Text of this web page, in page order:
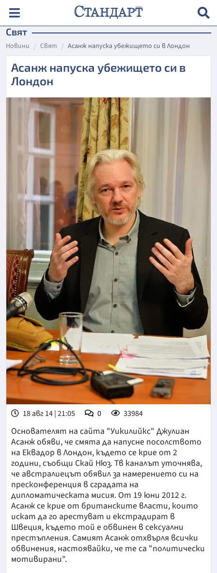
Свят
Новини Свят Асанж напуска убежището си в Лондон
Асанж напуска убежището си в
Лондон
18 авг 14 | 21:05 0 33984
Основателят на сайта "Уикилийкс" Джулиан
Асанж обяви, че смята да напусне посолството
на Еквадор в Лондон, където се крие от 2
години, съобщи Скай Нюз. Тв каналът уточнява,
че австралиецът обявил за намерението си на
пресконференция в сградата на
дипломатическата мисия. От 19 юни 2012 г.
Асанж се крие от британските власти, които
искат да го арестуват и екстрадират в
Швеция, където той е обвинен в сексуални
престъпления. Самият Асанж отхвърля всички
обвинения, настоявайки, че те са "политически
мотивирани".